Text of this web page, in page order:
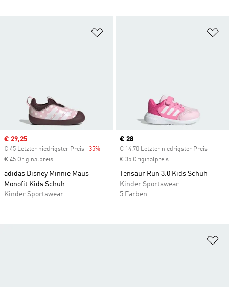
Sale price
€ 29,25
€ 45 Letzter niedrigster Preis -35% Discount
€ 45 Originalpreis
adidas Disney Minnie Maus
Monofit Kids Schuh
Kinder Sportswear
Current price
€ 28
€ 14,70 Letzter niedrigster Preis
€ 35 Originalpreis
Tensaur Run 3.0 Kids Schuh
Kinder Sportswear
5 Farben